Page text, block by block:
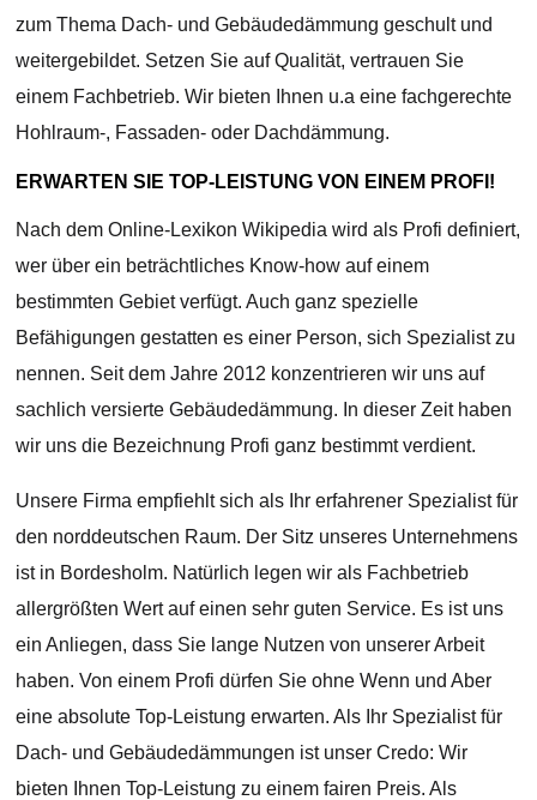
zum Thema Dach- und Gebäudedämmung geschult und
weitergebildet. Setzen Sie auf Qualität, vertrauen Sie
einem Fachbetrieb. Wir bieten Ihnen u.a eine fachgerechte
Hohlraum-, Fassaden- oder Dachdämmung.
ERWARTEN SIE TOP-LEISTUNG VON EINEM PROFI!
Nach dem Online-Lexikon Wikipedia wird als Profi definiert,
wer über ein beträchtliches Know-how auf einem
bestimmten Gebiet verfügt. Auch ganz spezielle
Befähigungen gestatten es einer Person, sich Spezialist zu
nennen. Seit dem Jahre 2012 konzentrieren wir uns auf
sachlich versierte Gebäudedämmung. In dieser Zeit haben
wir uns die Bezeichnung Profi ganz bestimmt verdient.
Unsere Firma empfiehlt sich als Ihr erfahrener Spezialist für
den norddeutschen Raum. Der Sitz unseres Unternehmens
ist in Bordesholm. Natürlich legen wir als Fachbetrieb
allergrößten Wert auf einen sehr guten Service. Es ist uns
ein Anliegen, dass Sie lange Nutzen von unserer Arbeit
haben. Von einem Profi dürfen Sie ohne Wenn und Aber
eine absolute Top-Leistung erwarten. Als Ihr Spezialist für
Dach- und Gebäudedämmungen ist unser Credo: Wir
bieten Ihnen Top-Leistung zu einem fairen Preis. Als